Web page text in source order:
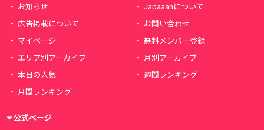
お知らせ
Japaaanについて
広告掲載について
お問い合わせ
マイページ
無料メンバー登録
エリア別アーカイブ
月別アーカイブ
本日の人気
週間ランキング
月間ランキング
公式ページ